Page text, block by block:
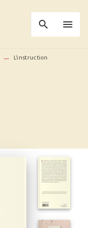
search menu
— L'instruction